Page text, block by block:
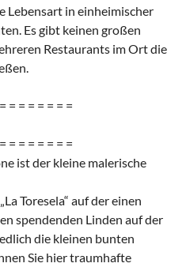
Lebensart in einheimischer
Es gibt keinen großen
Restaurants im Ort die
= = = = = = =
= = = = = = =
ist der kleine malerische
Toresela“ auf der einen
spendenden Linden auf der
die kleinen bunten
Sie hier traumhafte